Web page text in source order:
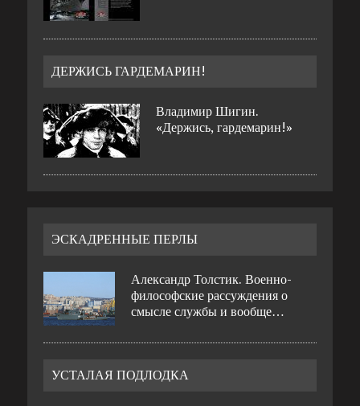
ДЕРЖИСЬ ГАРДЕМАРИН!
Владимир Шигин.
«Держись, гардемарин!»
ЭСКАДРЕННЫЕ ПЕРЛЫ
Александр Толстик. Военно-
философские рассуждения о
смысле службы и вообще…
УСТАЛАЯ ПОДЛОДКА